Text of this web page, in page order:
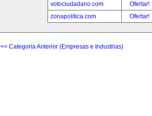
votociudadano.com
Ofertar!
zonapolitica.com
Ofertar!
<< Categoria Anterior (Empresas e Industrias)